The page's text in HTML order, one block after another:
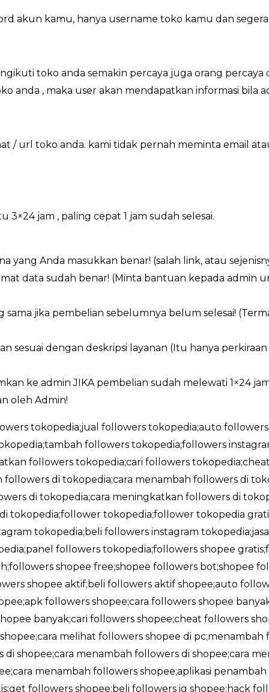
akun kamu, hanya username toko kamu dan
toko anda semakin percaya juga orang
anda , maka user akan mendapatkan informasi bila
/ url toko anda. kami tidak pernah meminta email
jam , paling cepat 1 jam sudah selesai.
yang Anda masukkan benar! (salah link, atau
data sudah benar! (Minta bantuan kepada admin
sama jika pembelian sebelumnya belum selesai!
sesuai dengan deskripsi layanan (Itu hanya
ke admin JIKA pembelian sudah melewati 1×24
oleh Admin!
tokopedia;jual followers tokopedia;auto
followers tokopedia;followers
followers tokopedia;cari followers
di tokopedia;cara menambah followers di
di tokopedia;cara meningkatkan followers di
tokopedia;follower tokopedia;follower tokopedia
tokopedia;beli followers instagram
followers tokopedia;followers shopee
shopee free;shopee followers bot;shopee
shopee aktif;beli followers aktif shopee;auto
followers shopee;cara followers shopee
banyak;cari followers shopee;cheat followers
melihat followers shopee di
shopee;cara menambah followers di shopee;cara
menambah followers shopee;aplikasi
followers shopee;beli followers ig shopee;hack